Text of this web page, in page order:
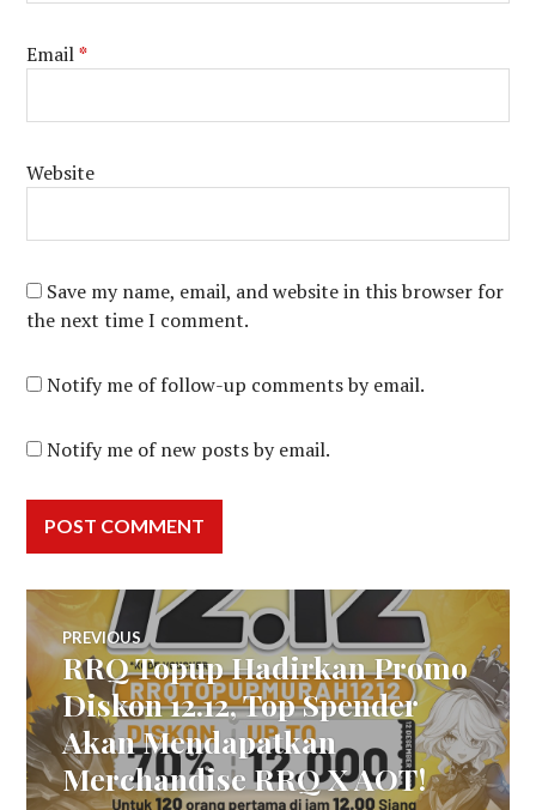
Email*
Website
Save my name, email, and website in this browser for
the next time I comment.
Notify me of follow-up comments by email.
Notify me of new posts by email.
Post
navigation
PREVIOUS
Previous
post:
RRQ Topup Hadirkan Promo
Diskon 12.12, Top Spender
Akan Mendapatkan
Merchandise RRQ X AOT!